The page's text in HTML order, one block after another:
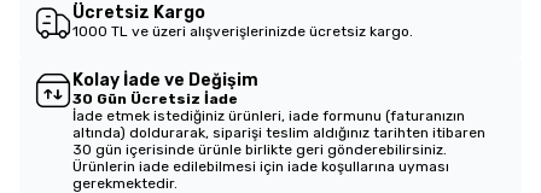
Ücretsiz Kargo
1000 TL ve üzeri alışverişlerinizde ücretsiz kargo.
Kolay İade ve Değişim
30 Gün Ücretsiz İade
İade etmek istediğiniz ürünleri, iade formunu (faturanızın
altında) doldurarak, siparişi teslim aldığınız tarihten itibaren
30 gün içerisinde ürünle birlikte geri gönderebilirsiniz.
Ürünlerin iade edilebilmesi için iade koşullarına uyması
gerekmektedir.